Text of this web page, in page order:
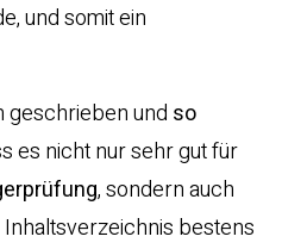
und somit ein
geschrieben und so
es nicht nur sehr gut für
, sondern auch
bestens